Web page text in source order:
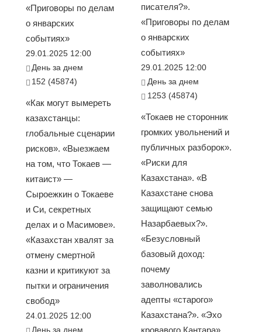
«Приговоры по делам
о январских
событиях»
29.01.2025 12:00
День за днем
152 (45874)
«Как могут вымереть
казахстанцы:
глобальные сценарии
рисков». «Выезжаем
на том, что Токаев —
китаист» —
Сыроежкин о Токаеве
и Си, секретных
делах и о Масимове».
«Казахстан хвалят за
отмену смертной
казни и критикуют за
пытки и ограничения
свобод»
24.01.2025 12:00
День за днем
писателя?».
«Приговоры по делам
о январских
событиях»
29.01.2025 12:00
День за днем
1253 (45874)
«Токаев не сторонник
громких увольнений и
публичных разборок».
«Риски для
Казахстана». «В
Казахстане снова
защищают семью
Назарбаевых?».
«Безусловный
базовый доход:
почему
заволновались
адепты «старого»
Казахстана?». «Эхо
кровавого Кантара»